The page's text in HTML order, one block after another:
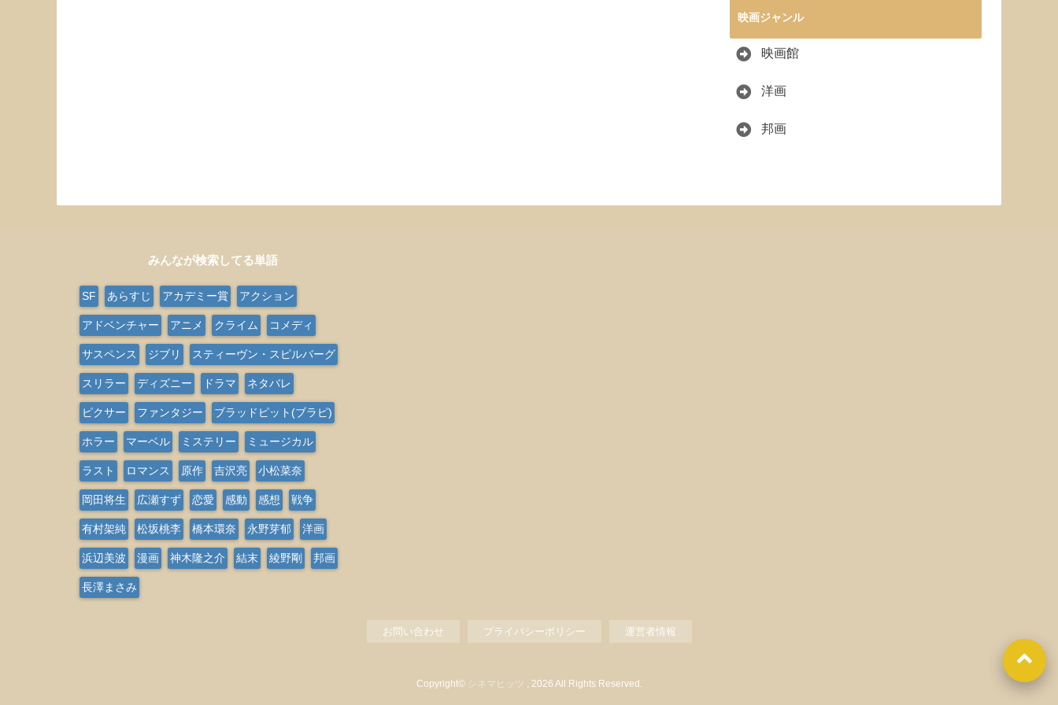
映画ジャンル
映画館
洋画
邦画
みんなが検索してる単語
SF あらすじ アカデミー賞 アクション
アドベンチャー アニメ クライム コメディ
サスペンス ジブリ スティーヴン・スピルバーグ
スリラー ディズニー ドラマ ネタバレ
ピクサー ファンタジー ブラッドピット(ブラピ)
ホラー マーベル ミステリー ミュージカル
ラスト ロマンス 原作 吉沢亮 小松菜奈
岡田将生 広瀬すず 恋愛 感動 感想 戦争
有村架純 松坂桃李 橋本環奈 永野芽郁 洋画
浜辺美波 漫画 神木隆之介 結末 綾野剛 邦画
長澤まさみ
お問い合わせ プライバシーポリシー 運営者情報
Copyright© シネマヒッツ , 2026 All Rights Reserved.